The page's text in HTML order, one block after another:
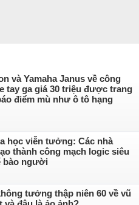
và Yamaha Janus về công
tay ga giá 30 triệu được trang
điểm mù như ô tô hạng
học viễn tưởng: Các nhà
thành công mạch logic siêu
bào người
tưởng thập niên 60 về vũ